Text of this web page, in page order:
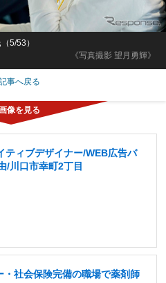
《写真撮影 望月勇輝》
5/53）
事へ戻る
ティブデザイナー/WEB広告バ
/川口市幸町2丁目
・社会保険完備の職場で薬剤師